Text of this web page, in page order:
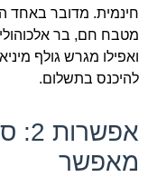
חינמית. מדובר באחד
מטבח חם, בר
ואפילו מגרש גולף
להיכנס בתשלום.
מאפשר